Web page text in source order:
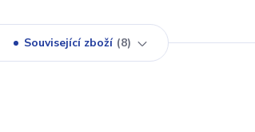
Související zboží 8